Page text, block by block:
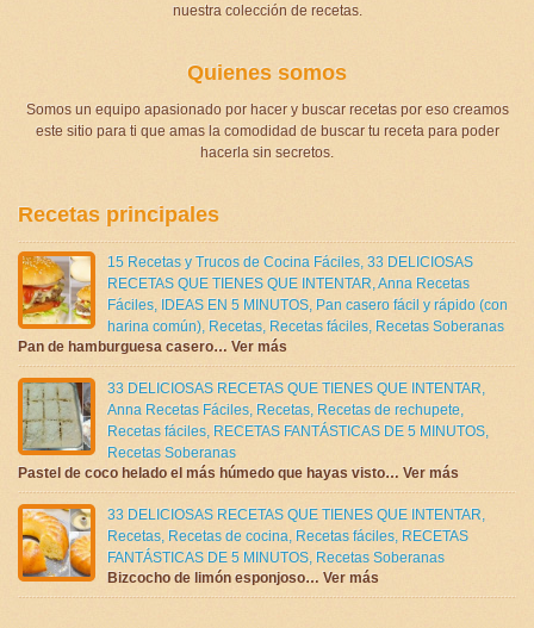
nuestra colección de recetas.
Quienes somos
Somos un equipo apasionado por hacer y buscar recetas por eso creamos
este sitio para ti que amas la comodidad de buscar tu receta para poder
hacerla sin secretos.
Recetas principales
15 Recetas y Trucos de Cocina Fáciles, 33 DELICIOSAS
RECETAS QUE TIENES QUE INTENTAR,Anna Recetas
Fáciles, IDEAS EN 5 MINUTOS, Pan casero fácil y rápido (con
harina común), Recetas, Recetas fáciles, Recetas Soberanas
Pan de hamburguesa casero… Ver más
33 DELICIOSAS RECETAS QUE TIENES QUE INTENTAR,
Anna Recetas Fáciles, Recetas, Recetas de rechupete,
Recetas fáciles, RECETAS FANTÁSTICAS DE 5 MINUTOS,
Recetas Soberanas
Pastel de coco helado el más húmedo que hayas visto… Ver más
33 DELICIOSAS RECETAS QUE TIENES QUE INTENTAR,
Recetas, Recetas de cocina, Recetas fáciles, RECETAS
FANTÁSTICAS DE 5 MINUTOS, Recetas Soberanas
Bizcocho de limón esponjoso… Ver más